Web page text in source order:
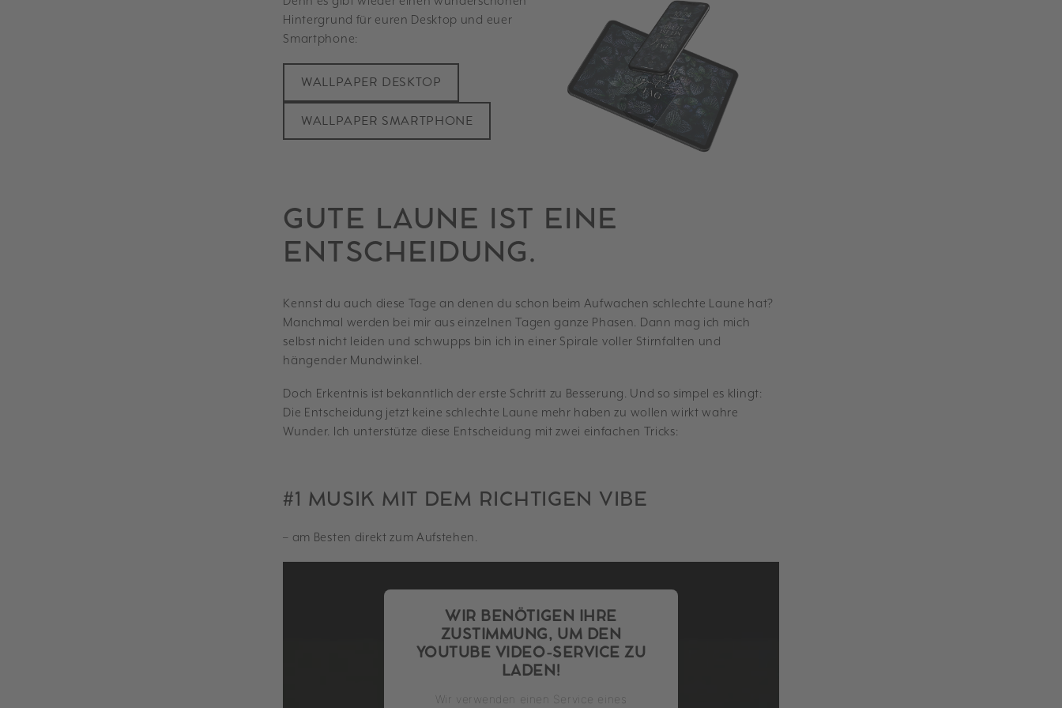
Hintergrund für euren Desktop und euer
Smartphone:
WALLPAPER DESKTOP
WALLPAPER SMARTPHONE
GUTE LAUNE IST EINE
ENTSCHEIDUNG.
Kennst du auch diese Tage an denen du schon beim Aufwachen schlechte Laune hat?
Manchmal werden bei mir aus einzelnen Tagen ganze Phasen. Dann mag ich mich
selbst nicht leiden und schwupps bin ich in einer Spirale voller Stirnfalten und
hängender Mundwinkel.
Doch Erkentnis ist bekanntlich der erste Schritt zu Besserung. Und so simpel es klingt:
Die Entscheidung jetzt keine schlechte Laune mehr haben zu wollen wirkt wahre
Wunder. Ich unterstütze diese Entscheidung mit zwei einfachen Tricks:
#1 MUSIK MIT DEM RICHTIGEN VIBE
– am Besten direkt zum Aufstehen.
WIR BENÖTIGEN IHRE
ZUSTIMMUNG, UM DEN
YOUTUBE VIDEO-SERVICE ZU
LADEN!
Wir verwenden einen Service eines